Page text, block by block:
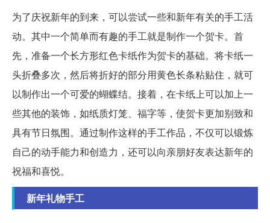
为了庆祝新年的到来，可以尝试一些和新年有关的手工活
动。其中一个简单而有趣的手工就是制作一个贺卡。首
先，准备一个长方形红色卡纸作为贺卡的基础。将卡纸一
头折叠多次，然后将折好的部分用黄色长条粘贴住，就可
以制作出一个可爱的蝴蝶结。接着，在卡纸上可以加上一
些其他的装饰，如纸质灯笼、福字等，使贺卡更加别致和
具有节日氛围。通过制作这样的手工作品，不仅可以锻炼
自己的动手能力和创造力，还可以向亲朋好友表达新年的
祝福和喜悦。
新年礼物手工